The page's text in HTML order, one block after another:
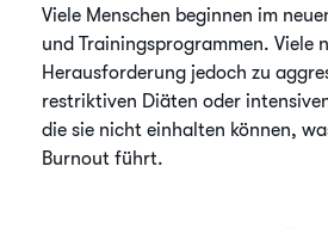
Viele Menschen beginnen im
und Trainingsprogrammen. Viele
Herausforderung jedoch zu
restriktiven Diäten oder
die sie nicht einhalten können,
Burnout führt.